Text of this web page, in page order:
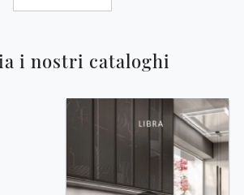
i nostri cataloghi